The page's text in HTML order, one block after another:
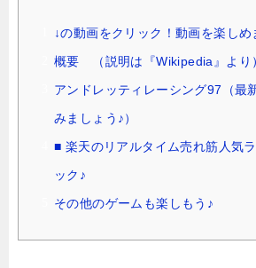
↓の動画をクリック！動画を楽しめ
概要 （説明は『Wikipedia』より
アンドレッティレーシング97（最
みましょう♪）
■ 楽天のリアルタイム売れ筋人気
ック♪
その他のゲームも楽しもう♪